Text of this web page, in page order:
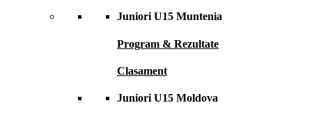
Juniori U15 Muntenia
Program & Rezultate
Clasament
Juniori U15 Moldova